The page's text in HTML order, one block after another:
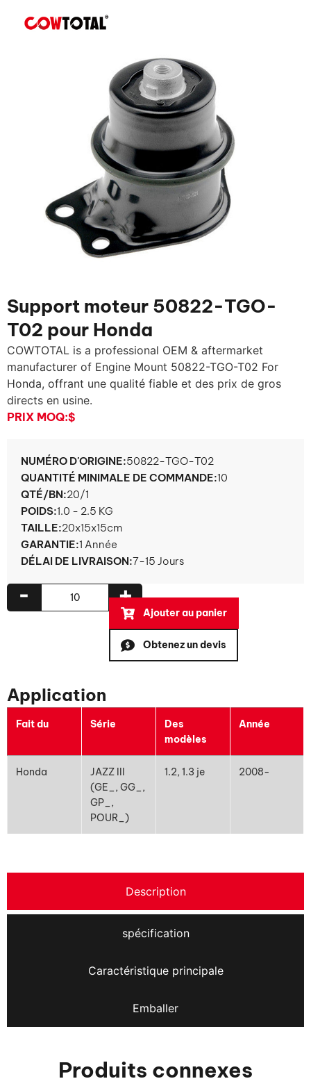
Support moteur 50822-TGO-
T02 pour Honda
COWTOTAL is a professional OEM & aftermarket
manufacturer of Engine Mount 50822-TGO-T02 For
Honda, offrant une qualité fiable et des prix de gros
directs en usine.
PRIX ​​MOQ:$
NUMÉRO D'ORIGINE:50822-TGO-T02
QUANTITÉ MINIMALE DE COMMANDE:10
QTÉ/BN:20/1
POIDS:1.0 - 2.5 KG
TAILLE:20x15x15cm
GARANTIE:1 Année
DÉLAI DE LIVRAISON:7-15 Jours
+
-
Ajouter au panier
Obtenez un devis
Application
Fait du Série
Des
modèles
Année
Honda
JAZZ III
(GE_, GG_,
GP_,
POUR_)
1.2, 1.3 je 2008-
Description
spécification
Caractéristique principale
Emballer
Produits connexes